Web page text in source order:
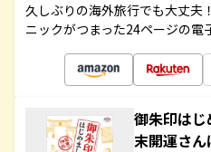
久しぶりの海外旅行でも大丈夫
ニックがつまった24ページの電
御朱印は
末開運さん